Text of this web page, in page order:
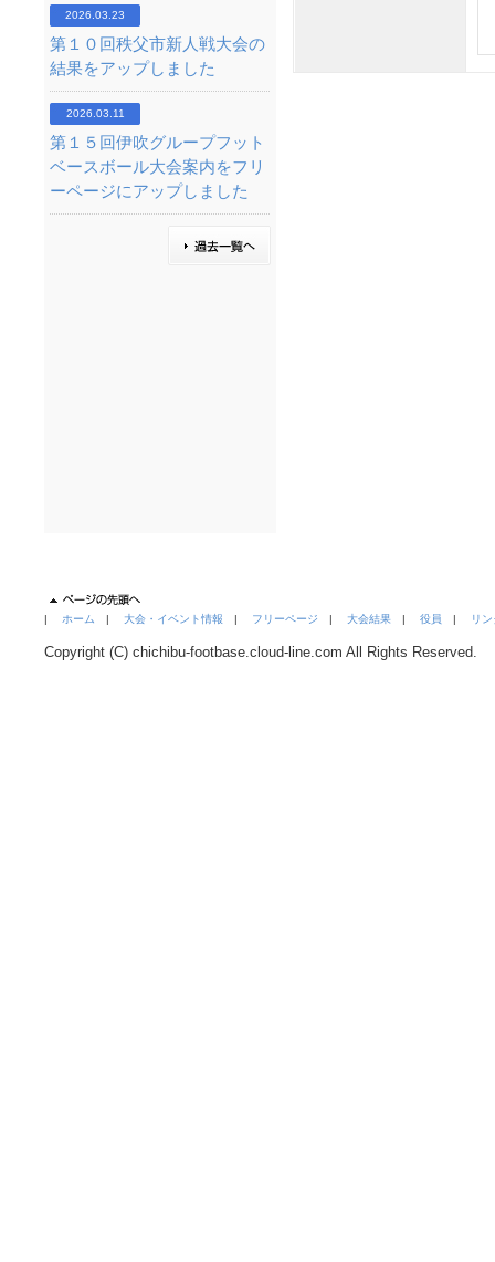
2026.03.23
第１０回秩父市新人戦大会の
結果をアップしました
2026.03.11
第１５回伊吹グループフット
ベースボール大会案内をフリ
ーページにアップしました
| ホーム | 大会・イベント情報 | フリーページ | 大会結果 | 役員 | リ
Copyright (C) chichibu-footbase.cloud-line.com All Rights Reserved.